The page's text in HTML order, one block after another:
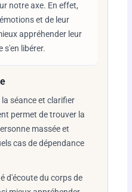
notre axe. En effet,
et de leur
appréhender leur
s'en libérer.
séance et clarifier
permet de trouver la
massée et
cas de dépendance
d'écoute du corps de